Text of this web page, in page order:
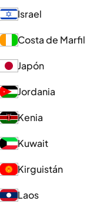
Israel
Costa de Marfil
Japón
Jordania
Kenia
Kuwait
Kirguistán
Laos